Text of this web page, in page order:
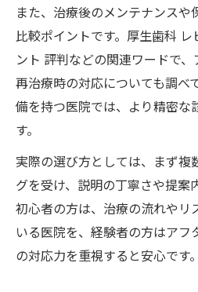
また、治療後のメンテナンスや
比較ポイントです。厚生歯科
ント 評判などの関連ワードで
再治療時の対応についても調べ
備を持つ医院では、より精密な
す。
実際の選び方としては、まず複
グを受け、説明の丁寧さや提案
初心者の方は、治療の流れやリ
いる医院を、経験者の方はアフ
の対応力を重視すると安心です。